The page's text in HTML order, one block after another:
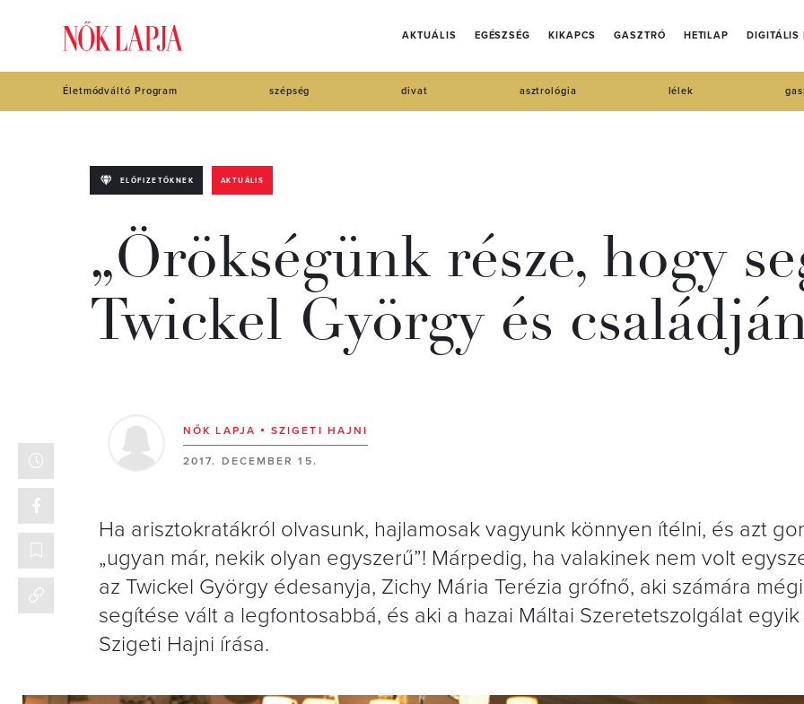
AKTUÁLIS EGÉSZSÉG KIKAPCS GASZTRÓ HETILAP DIGITÁLIS
Életmódváltó Program szépség divat asztrológia lélek
ELŐFIZETŐKNEK AKTUÁLIS
„Örökségünk része, hogy
Twickel György és
NŐK LAPJA SZIGETI HAJNI
2017. DECEMBER 15.
Ha arisztokratákról olvasunk, hajlamosak vagyunk könnyen ítélni, és azt
„ugyan már, nekik olyan egyszerű”! Márpedig, ha valakinek nem volt
az Twickel György édesanyja, Zichy Mária Terézia grófnő, aki számára
segítése vált a legfontosabbá, és aki a hazai Máltai Szeretetszolgálat
Szigeti Hajni írása.